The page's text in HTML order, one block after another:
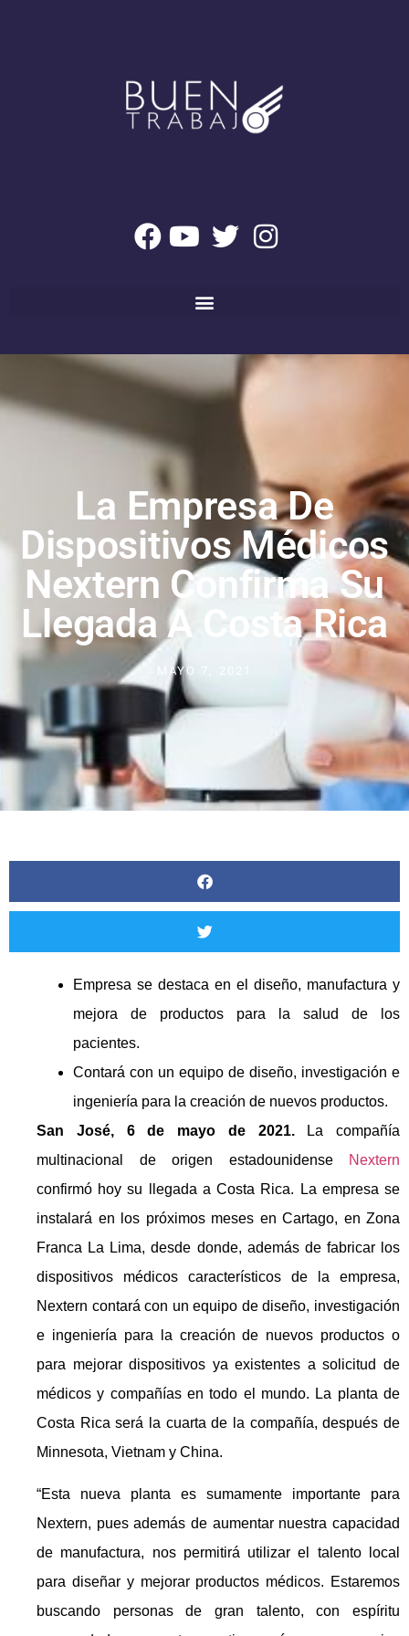
La Empresa De
Dispositivos Médicos
Nextern Confirma Su
Llegada A Costa Rica
MAYO 7, 2021
Empresa se destaca en el diseño, manufactura y
mejora de productos para la salud de los
pacientes.
Contará con un equipo de diseño, investigación e
ingeniería para la creación de nuevos productos.
San José, 6 de mayo de 2021.La compañía
multinacional de origen estadounidense
Nextern
confirmó hoy su llegada a Costa Rica. La empresa se
instalará en los próximos meses en Cartago, en Zona
Franca La Lima, desde donde, además de fabricar los
dispositivos médicos característicos de la empresa,
Nextern contará con un equipo de diseño, investigación
e ingeniería para la creación de nuevos productos o
para mejorar dispositivos ya existentes a solicitud de
médicos y compañías en todo el mundo. La planta de
Costa Rica será la cuarta de la compañía, después de
Minnesota, Vietnam y China.
“Esta nueva planta es sumamente importante para
Nextern, pues además de aumentar nuestra capacidad
de manufactura, nos permitirá utilizar el talento local
para diseñar y mejorar productos médicos. Estaremos
buscando personas de gran talento, con espíritu